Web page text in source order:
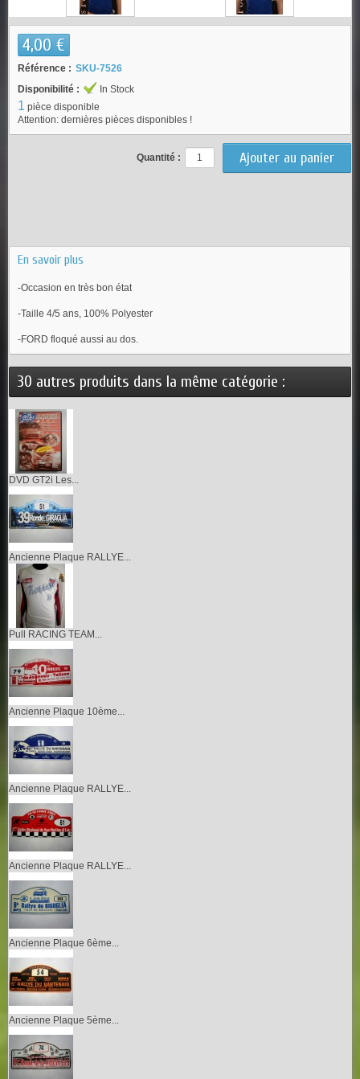
4,00 €
Référence : SKU-7526
Disponibilité :
In Stock
1 pièce disponible
Attention: dernières pièces disponibles !
Quantité :
En savoir plus
-Occasion en très bon état
-Taille 4/5 ans, 100% Polyester
-FORD floqué aussi au dos.
30 autres produits dans la même catégorie :
DVD GT2i Les...
Ancienne Plaque RALLYE...
Pull RACING TEAM...
Ancienne Plaque 10ème...
Ancienne Plaque RALLYE...
Ancienne Plaque RALLYE...
Ancienne Plaque 6ème...
Ancienne Plaque 5ème...